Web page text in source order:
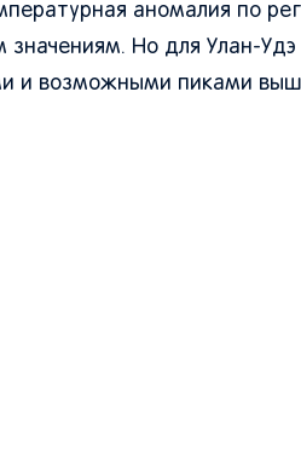
аномалия по
значениям. Но для Улан-
и возможными пиками